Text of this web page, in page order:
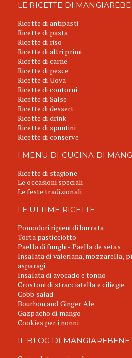
LE RICETTE DI
Ricette di antipasti
Ricette di pasta
Ricette di riso
Ricette di altri primi
Ricette di carne
Ricette di pesce
Ricette di Uova
Ricette di contorni
Ricette di Salse
Ricette di dessert
Ricette di drink
Ricette di spuntini
Ricette di conserve
I MENU DI CUCINA DI
Ricette di stagione
Le occasioni speciali
Le feste tradizionali
LE ULTIME RICETTE
Pomodori ripieni di burrata
Torta pasticciotto
Paella di funghi - Paella de setas
Insalata di valeriana, mozzarella,
asparagi
Insalata di avocado e tonno
Crostoni di stracciatella e ciliegie
Cobb salad
Bourbon and Ginger Ale
Gazpacho di mango
Cookies per i nonni
IL BLOG DI MANGIAREBENE